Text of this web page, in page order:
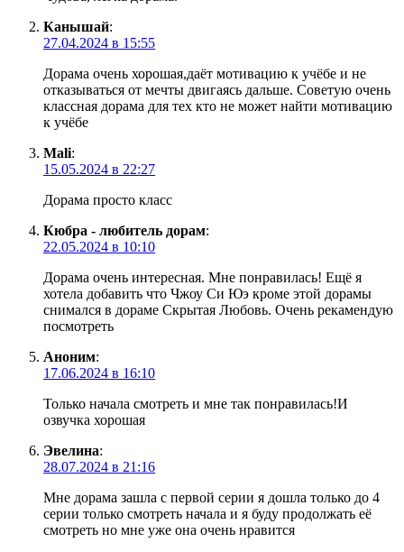
Канышай:
27.04.2024 в 15:55
Дорама очень хорошая,даёт мотивацию к учёбе и не
отказываться от мечты двигаясь дальше. Советую очень
классная дорама для тех кто не может найти мотивацию
к учёбе
Mali:
15.05.2024 в 22:27
Дорама просто класс
Кюбра - любитель дорам:
22.05.2024 в 10:10
Дорама очень интересная. Мне понравилась! Ещё я
хотела добавить что Чжоу Си Юэ кроме этой дорамы
снимался в дораме Скрытая Любовь. Очень рекамендую
посмотреть
Аноним:
17.06.2024 в 16:10
Только начала смотреть и мне так понравилась!И
озвучка хорошая
Эвелина:
28.07.2024 в 21:16
Мне дорама зашла с первой серии я дошла только до 4
серии только смотреть начала и я буду продолжать её
смотреть но мне уже она очень нравится